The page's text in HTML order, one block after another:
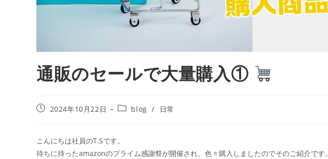
通販のセールで大量購入①
2024年10月22日 blog / 日常
こんにちは社員のT.Sです。
待ちに待ったamazonのプライム感謝祭が開催され、色々購入しましたのでそのご紹介です。